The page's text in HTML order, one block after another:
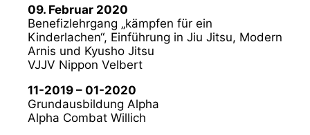
09. Februar 2020
Benefizlehrgang „kämpfen für ein
Kinderlachen“, Einführung in Jiu Jitsu, Modern
Arnis und Kyusho Jitsu
VJJV Nippon Velbert
11-2019 – 01-2020
Grundausbildung Alpha
Alpha Combat Willich